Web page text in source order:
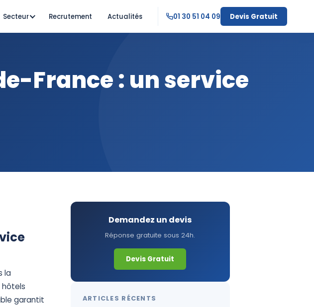
Secteur Recrutement Actualités 01 30 51 04 09 Devis Gratuit
France : un service
la
hôtels
garantit
Demandez un devis
Réponse gratuite sous 24h.
Devis Gratuit
ARTICLES RÉCENTS